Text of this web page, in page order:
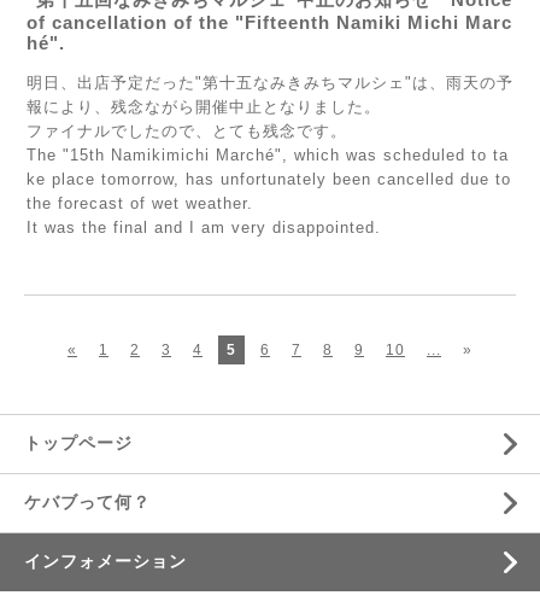
of cancellation of the "Fifteenth Namiki Michi Marc
hé".
明日、出店予定だった"第十五なみきみちマルシェ"は、雨天の予
報により、残念ながら開催中止となりました。
ファイナルでしたので、とても残念です。
The "15th Namikimichi Marché", which was scheduled to ta
ke place tomorrow, has unfortunately been cancelled due to
the forecast of wet weather.
It was the final and I am very disappointed.
« 1 2 3 4 5 6 7 8 9 10 ... »
トップページ
ケバブって何？
インフォメーション